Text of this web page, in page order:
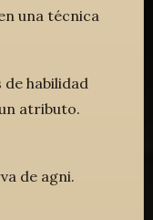
una técnica
habilidad
atributo.
de agni.